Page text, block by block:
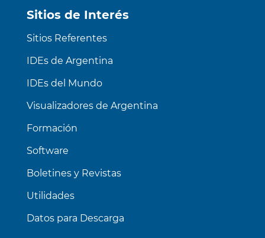
Sitios de Interés
Sitios Referentes
IDEs de Argentina
IDEs del Mundo
Visualizadores de Argentina
Formación
Software
Boletines y Revistas
Utilidades
Datos para Descarga